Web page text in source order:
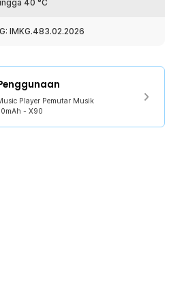
40 °C
IMKG.483.02.2026
Player Pemutar Musik
- X90